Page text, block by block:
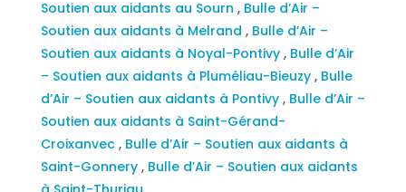
Soutien aux aidants au Sourn , Bulle d’Air –
Soutien aux aidants à Melrand , Bulle d’Air –
Soutien aux aidants à Noyal-Pontivy , Bulle d’Air
– Soutien aux aidants à Pluméliau-Bieuzy , Bulle
d’Air – Soutien aux aidants à Pontivy , Bulle d’Air –
Soutien aux aidants à Saint-Gérand-
Croixanvec , Bulle d’Air – Soutien aux aidants à
Saint-Gonnery , Bulle d’Air – Soutien aux aidants